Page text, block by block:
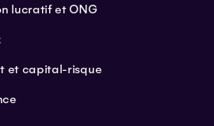
lucratif et ONG
et capital-risque